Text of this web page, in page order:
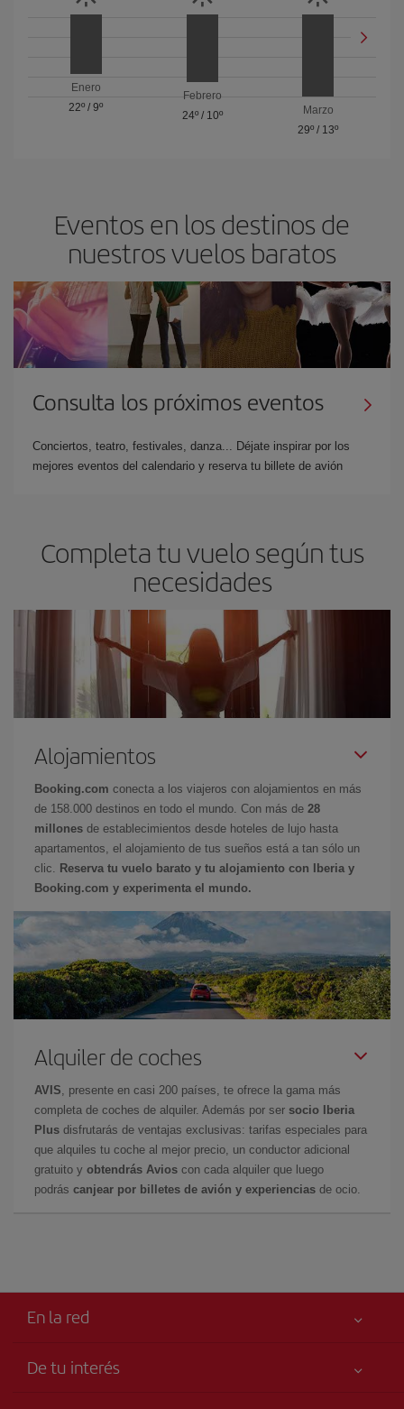
Enero
22º /9º
Febrero
24º/ 10º
Marzo
29º / 13º
Eventos en los destinos de
nuestros vuelos baratos
Consulta los próximos eventos
Conciertos, teatro, festivales, danza... Déjate inspirar por los
mejores eventos del calendario y reserva tu billete de avión
Completa tu vuelo según tus
necesidades
Alojamientos
Booking.com conecta a los viajeros con alojamientos en más
de 158.000 destinos en todo el mundo. Con más de 28
millones de establecimientos desde hoteles de lujo hasta
apartamentos, el alojamiento de tus sueños está a tan sólo un
clic.
Reserva tu vuelo barato y tu alojamiento con Iberia y
Booking.com y experimenta el mundo.
Alquiler de coches
AVIS , presente en casi 200 países, te ofrece la gama más
completa de coches de alquiler. Además por ser socio Iberia
Plus disfrutarás de ventajas exclusivas: tarifas especiales para
que alquiles tu coche al mejor precio, un conductor adicional
gratuito y obtendrás Avios con cada alquiler que luego
podrás canjear por billetes de avión y experiencias de ocio.
En la red
De tu interés